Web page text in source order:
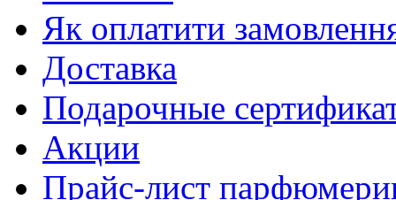
Як оплатити
Доставка
Подарочные
Акции
Прайс-лист